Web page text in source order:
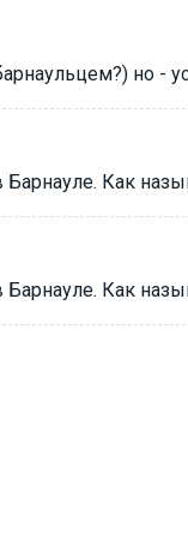
но -
Барнауле. Как
Барнауле. Как